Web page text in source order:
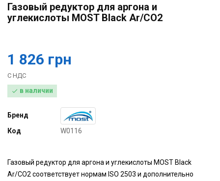
Газовый редуктор для аргона и
углекислоты MOST Black Ar/CO2
1 826 грн
С НДС
 в наличии
Бренд
Код
W0116
Газовый редуктор для аргона и углекислоты MOST Black
Ar/CO2 соответствует нормам ISO 2503 и дополнительно